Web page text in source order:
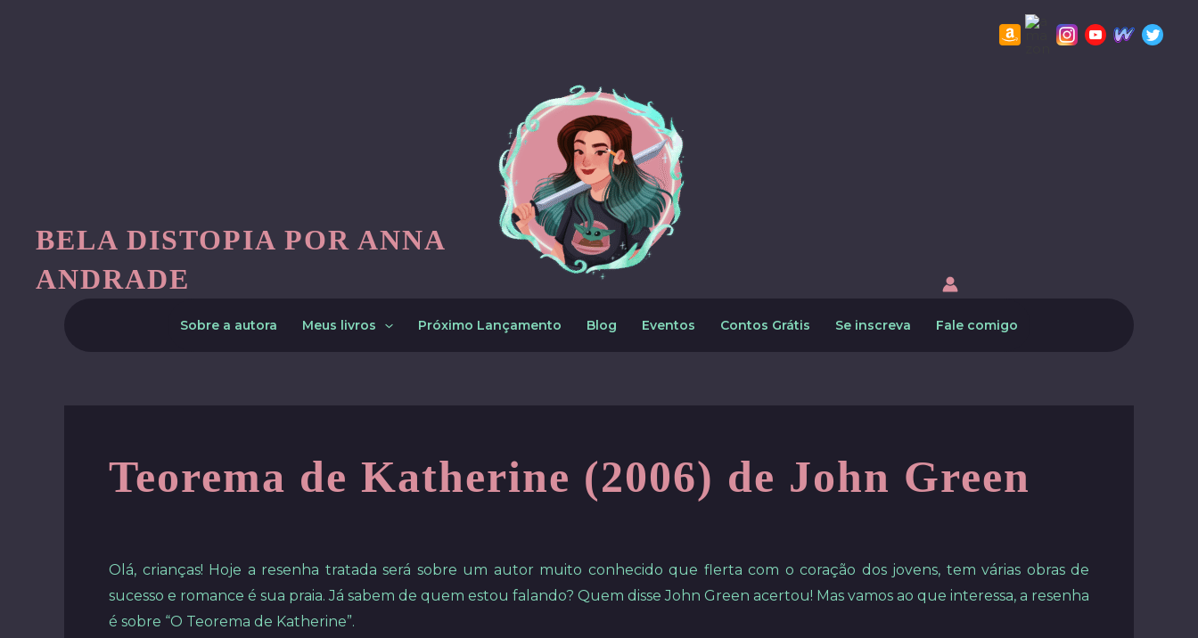
BELA DISTOPIA POR ANNA
ANDRADE
Sobre a autora Meus livros Próximo Lançamento Blog Eventos Contos Grátis Se inscreva Fale comigo
Teorema de Katherine (2006) de John Green
Olá, crianças! Hoje a resenha tratada será sobre um autor muito conhecido que flerta com o coração dos jovens, tem várias obras de
sucesso e romance é sua praia. Já sabem de quem estou falando? Quem disse John Green acertou! Mas vamos ao que interessa, a resenha
é sobre “O Teorema de Katherine”.